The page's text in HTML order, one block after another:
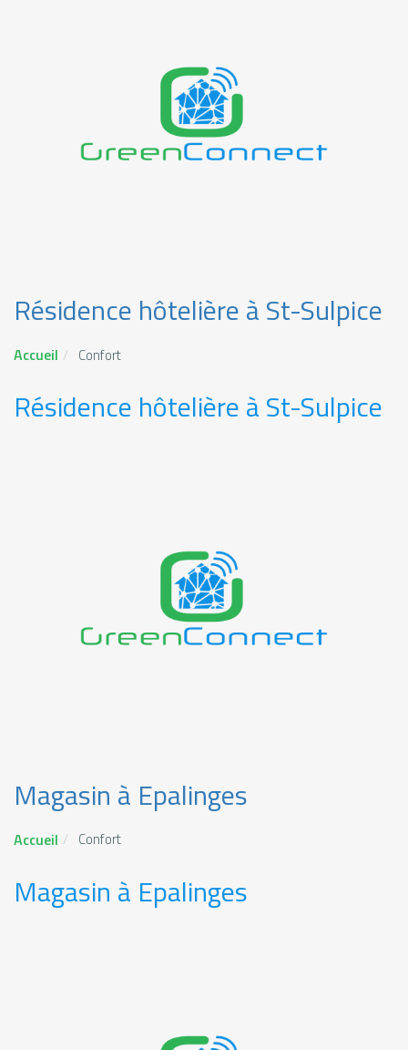
Résidence hôtelière à St-Sulpice
Accueil Confort
Résidence hôtelière à St-Sulpice
Magasin à Epalinges
Accueil Confort
Magasin à Epalinges